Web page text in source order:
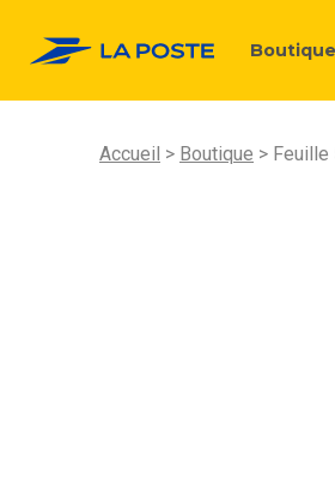
Boutique
Accueil Boutique Feuille